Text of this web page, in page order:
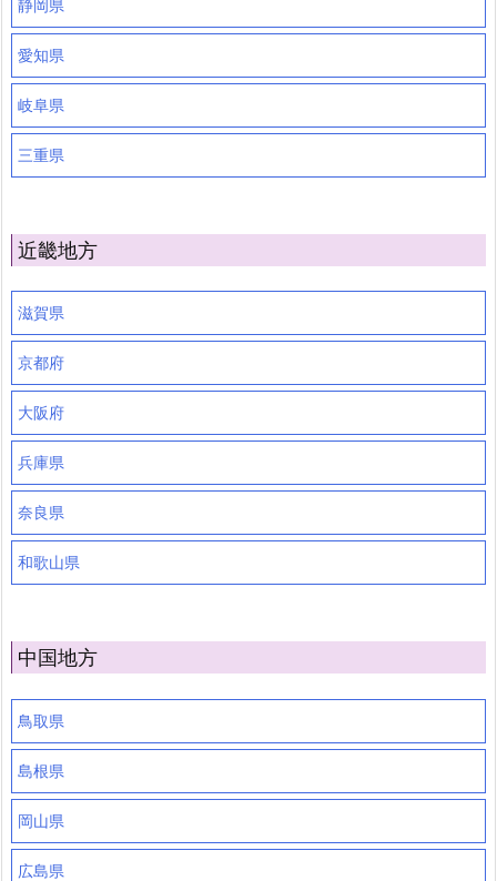
静岡県
愛知県
岐阜県
三重県
近畿地方
滋賀県
京都府
大阪府
兵庫県
奈良県
和歌山県
中国地方
鳥取県
島根県
岡山県
広島県